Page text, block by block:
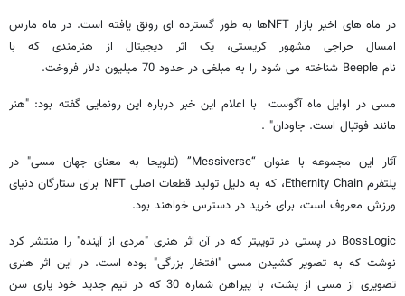
در ماه های اخیر بازار NFTها به طور گسترده ای رونق یافته است. در ماه مارس
امسال حراجی مشهور کریستی، یک اثر دیجیتال از هنرمندی که با
نام Beeple شناخته می شود را به مبلغی در حدود 70 میلیون دلار فروخت.
مسی در اوایل ماه آگوست با اعلام این خبر درباره این رونمایی گفته بود: "هنر
مانند فوتبال است. جاودان" .
آثار این مجموعه با عنوان “Messiverse” (تلویحا به معنای جهان مسی" در
پلتفرم Ethernity Chain، که به دلیل تولید قطعات اصلی NFT برای ستارگان دنیای
ورزش معروف است، برای خرید در دسترس خواهند بود.
BossLogic در پستی در توییتر که در آن اثر هنری "مردی از آینده" را منتشر کرد
نوشت که به تصویر کشیدن مسی "افتخار بزرگی" بوده است. در این اثر هنری
تصویری از مسی از پشت، با پیراهن شماره 30 که در تیم جدید خود پاری سن